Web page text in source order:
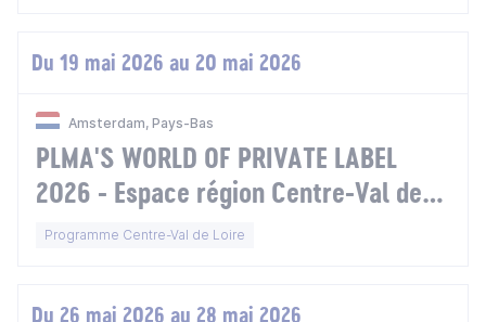
Du 19 mai 2026 au 20 mai 2026
Amsterdam, Pays-Bas
PLMA'S WORLD OF PRIVATE LABEL
2026 - Espace région Centre-Val de
Loire sur le Pavillon France
Programme Centre-Val de Loire
Du 26 mai 2026 au 28 mai 2026